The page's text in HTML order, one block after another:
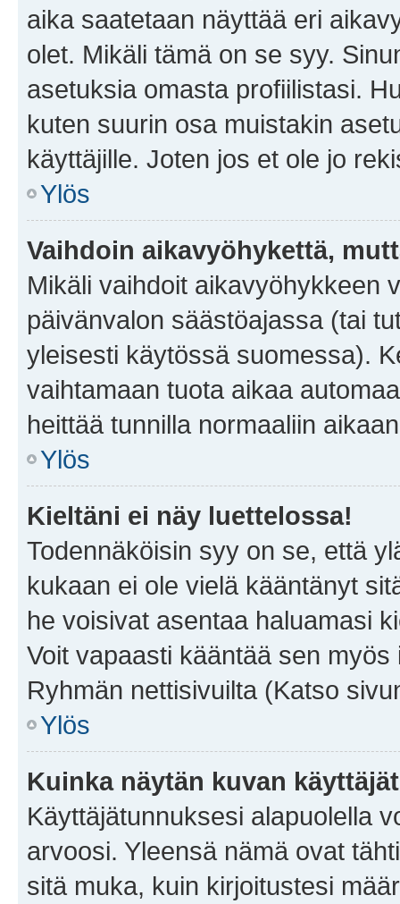
aika saatetaan näyttää eri
olet. Mikäli tämä on se syy.
asetuksia omasta profiilistasi.
kuten suurin osa muistakin
käyttäjille. Joten jos et ole jo
Ylös
Vaihdoin aikavyöhykettä,
Mikäli vaihdoit aikavyöhykkeen
päivänvalon säästöajassa (tai
yleisesti käytössä suomessa).
vaihtamaan tuota aikaa
heittää tunnilla normaaliin
Ylös
Kieltäni ei näy luettelossa!
Todennäköisin syy on se, että
kukaan ei ole vielä kääntänyt
he voisivat asentaa haluamasi
Voit vapaasti kääntää sen
Ryhmän nettisivuilta (Katso
Ylös
Kuinka näytän kuvan
Käyttäjätunnuksesi alapuolella
arvoosi. Yleensä nämä ovat
sitä muka, kuin kirjoitustesi